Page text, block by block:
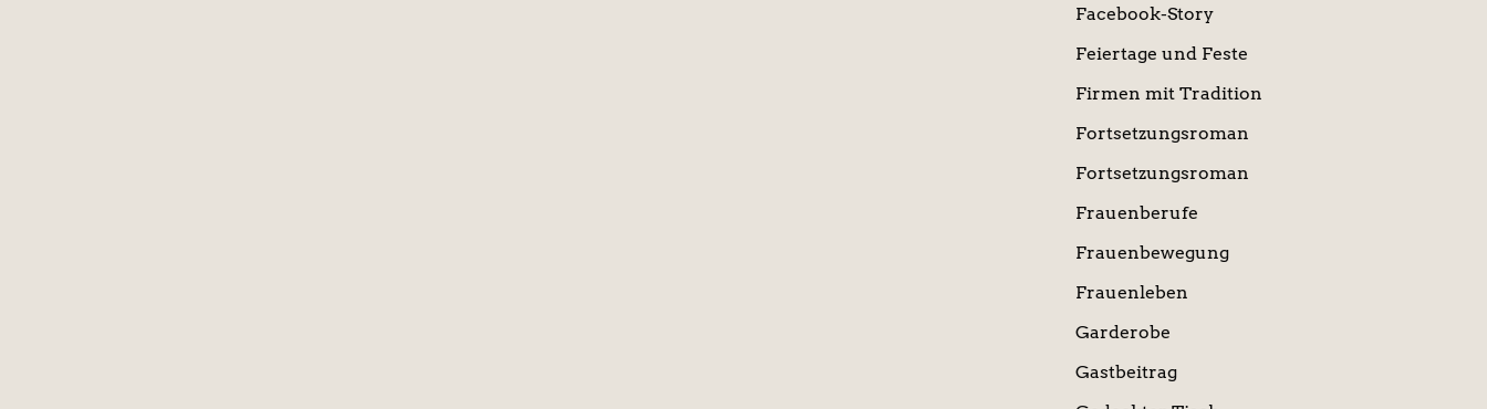
Facebook-Story
Feiertage und Feste
Firmen mit Tradition
Fortsetzungsroman
Fortsetzungsroman
Frauenberufe
Frauenbewegung
Frauenleben
Garderobe
Gastbeitrag